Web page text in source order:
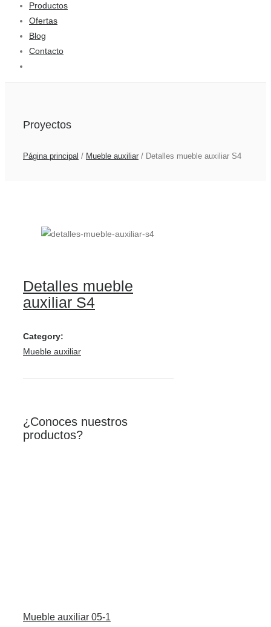
Productos
Ofertas
Blog
Contacto
Proyectos
Página principal / Mueble auxiliar / Detalles mueble auxiliar S4
Detalles mueble
auxiliar S4
Category:
Mueble auxiliar
¿Conoces nuestros
productos?
Mueble auxiliar 05-1